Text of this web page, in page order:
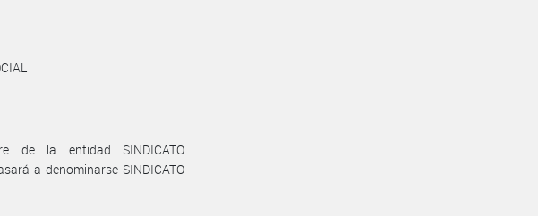
de la entidad SINDICATO
a denominarse SINDICATO